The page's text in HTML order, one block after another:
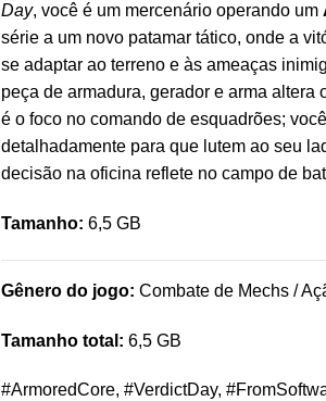
Day, você é um mercenário operando um
série a um novo patamar tático, onde a
se adaptar ao terreno e às ameaças
peça de armadura, gerador e arma
é o foco no comando de esquadrões;
detalhadamente para que lutem ao seu
decisão na oficina reflete no campo de
Tamanho: 6,5 GB
Gênero do jogo: Combate de Mechs /
Tamanho total: 6,5 GB
#ArmoredCore, #VerdictDay,